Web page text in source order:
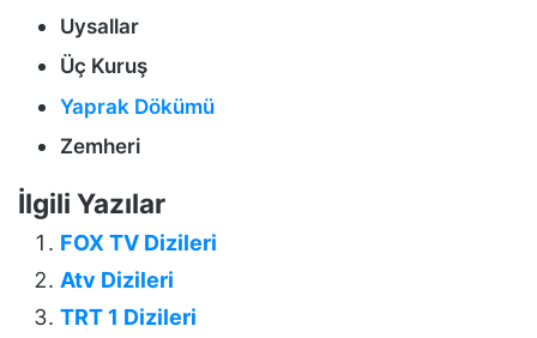
Uysallar
Üç Kuruş
Yaprak Dökümü
Zemheri
İlgili Yazılar
FOX TV Dizileri
Atv Dizileri
TRT 1 Dizileri